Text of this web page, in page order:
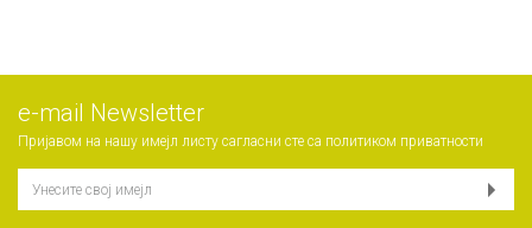
е-mail Newsletter
Пријавом на нашу имејл листу сагласни сте са политиком приватности